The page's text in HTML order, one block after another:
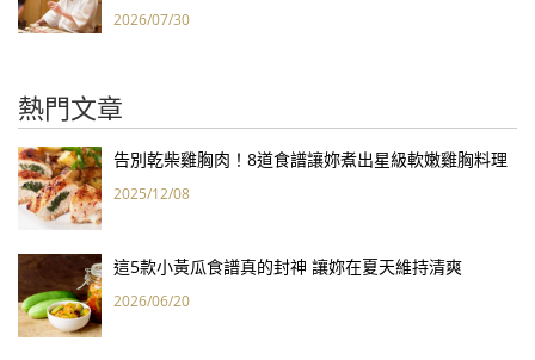
2026/07/30
熱門文章
告別乾柴雞胸肉！8道食譜讓妳煮出星級軟嫩雞胸料理
2025/12/08
這5款小黃瓜食譜真的封神 讓妳在夏天維持清爽
2026/06/20